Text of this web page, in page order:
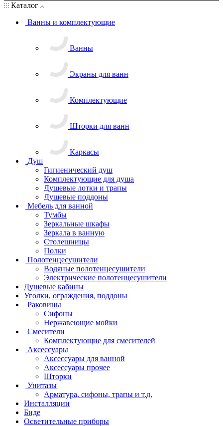
Каталог
Ванны и комплектующие
Ванны
Экраны для ванн
Комплектующие
Шторки для ванн
Каркасы
Душ
Гигиенический душ
Комплектующие для душа
Душевые лотки и трапы
Душевые поддоны
Мебель для ванной
Тумбы
Зеркальные шкафы
Зеркала в ванную
Столешницы
Полки
Полотенцесушители
Водяные полотенцесушители
Электрические полотенцесушители
Душевые кабины
Уголки, ограждения, поддоны
Раковины
Сифоны
Нержавеющие мойки
Смесители
Комплектующие для смесителей
Аксессуары
Аксессуары для ванной
Аксессуары прочее
Шторки
Унитазы
Арматура, сифоны, трапы и т.д.
Инсталляции
Биде
Осветительные приборы